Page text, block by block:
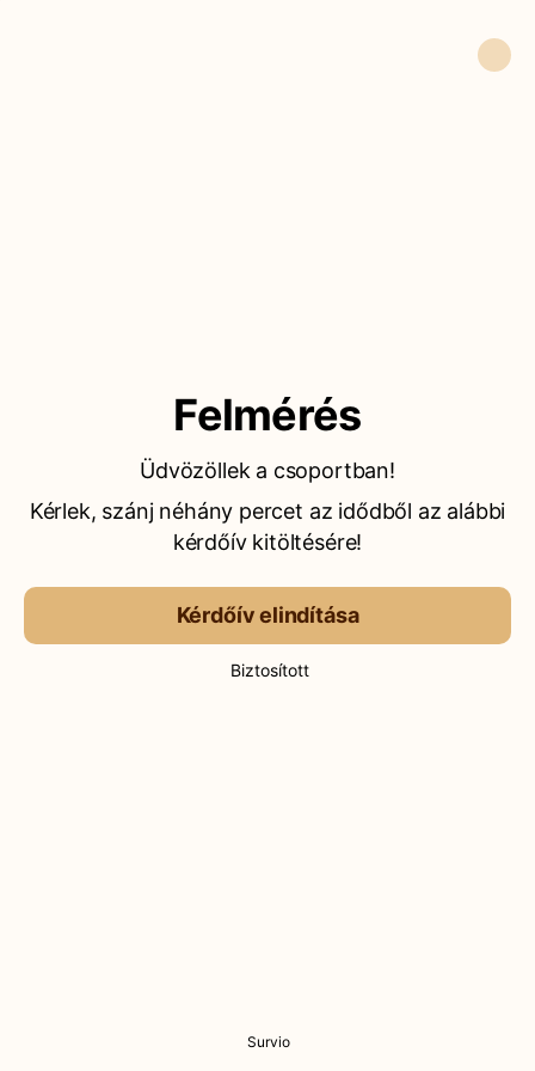
Felmérés
Üdvözöllek a csoportban!
Kérlek, szánj néhány percet az idődből az alábbi
kérdőív kitöltésére!
Kérdőív elindítása
Biztosított
Survio